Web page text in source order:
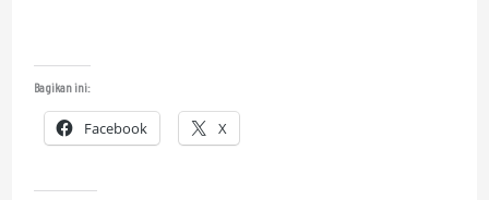
Bagikan ini:
Facebook X